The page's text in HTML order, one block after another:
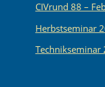
CIVrund 88 –
Herbstseminar
Technikseminar